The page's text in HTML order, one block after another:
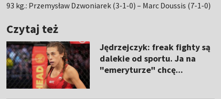
93 kg.: Przemysław Dzwoniarek (3-1-0) – Marc Doussis (7-1-0)
Czytaj też
Jędrzejczyk: freak fighty są
dalekie od sportu. Ja na
"emeryturze" chcę...